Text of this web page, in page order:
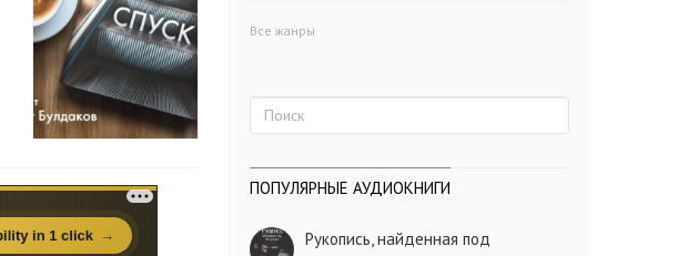
Все жанры
ПОПУЛЯРНЫЕ АУДИОКНИГИ
Рукопись, найденная под